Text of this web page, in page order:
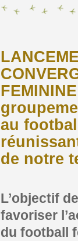
au
de notre
L’objectif
favoriser
du football